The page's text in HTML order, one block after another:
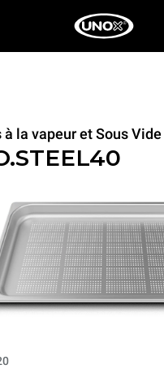
à la vapeur et Sous Vide